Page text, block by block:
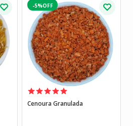
-5%
Cenoura Granulada